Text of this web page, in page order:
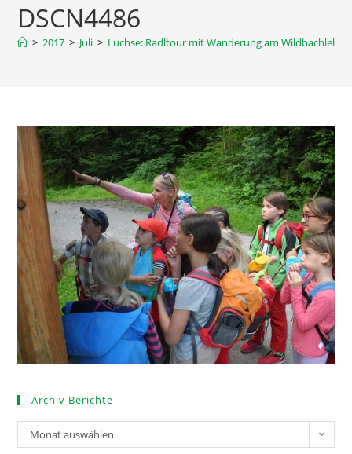
DSCN4486
> 2017 > Juli > Luchse: Radltour mit Wanderung am
Archiv Berichte
Monat auswählen